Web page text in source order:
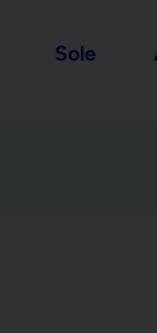
Sole